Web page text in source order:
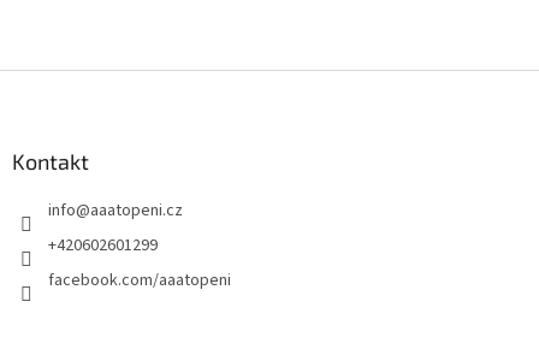
Kontakt
info@aaatopeni.cz
+420602601299
facebook.com/aaatopeni